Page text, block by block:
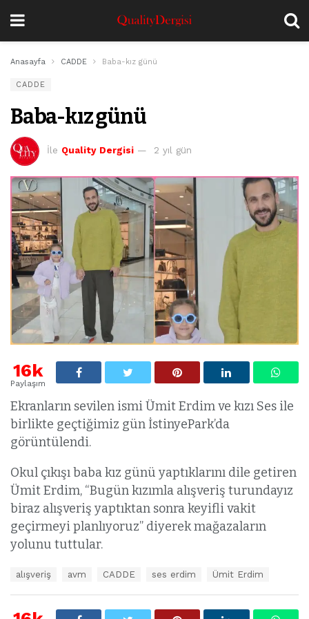
Anasayfa CADDE Baba-kız günü
CADDE
Baba-kız günü
İle Quality Dergisi 2 yıl gün
16k
Paylaşım
Ekranların sevilen ismi Ümit Erdim ve kızı Ses ile
birlikte geçtiğimiz gün İstinyePark’da
görüntülendi.
Okul çıkışı baba kız günü yaptıklarını dile getiren
Ümit Erdim, “Bugün kızımla alışveriş turundayız
biraz alışveriş yaptıktan sonra keyifli vakit
geçirmeyi planlıyoruz” diyerek mağazaların
yolunu tuttular.
alışveriş avm CADDE ses erdim Ümit Erdim